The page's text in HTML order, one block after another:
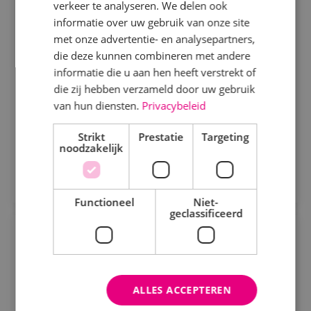
Beveiligingstechniek
Elektrotechniek
Energietechniek
Staf
Uren
Fulltime
Parttime
MBO
Sprundel
Als servicemonteur of -technicus bij BINK ben je
verantwoordelijk voor het onderhouden, analyseren
en verhelpen van storingen aan
beveiligingsinstallaties.Bekijk vacature
Projectengineer elektrotechniek
verkeer te analyseren. We delen ook
informatie over uw gebruik van onze site
met onze advertentie- en analysepartners,
die deze kunnen combineren met andere
informatie die u aan hen heeft verstrekt of
die zij hebben verzameld door uw gebruik
van hun diensten. Privacybeleid
Strikt
noodzakelijk
Prestatie Targeting
Functioneel
Niet-
geclassificeerd
ALLES ACCEPTEREN